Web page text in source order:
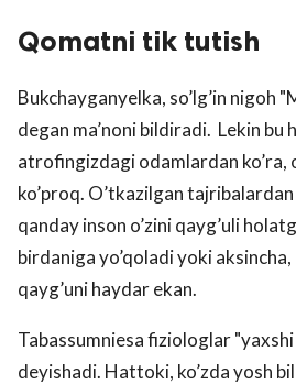
Qomatni tik tutish
Bukchayganyelka, so’lg’in nigoh
degan ma’noni bildiradi. Lekin bu
atrofingizdagi odamlardan ko’ra,
ko’proq. O’tkazilgan tajribalardan
qanday inson o’zini qayg’uli
birdaniga yo’qoladi yoki
qayg’uni haydar ekan.
Tabassumniesa fiziologlar
deyishadi. Hattoki, ko’zda yosh